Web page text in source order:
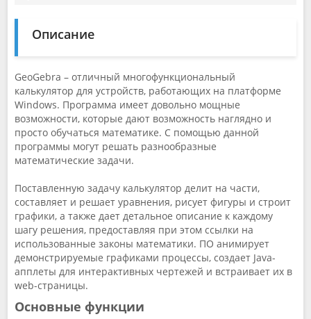
Описание
GeoGebra – отличный многофункциональный
калькулятор для устройств, работающих на платформе
Windows. Программа имеет довольно мощные
возможности, которые дают возможность наглядно и
просто обучаться математике. С помощью данной
программы могут решать разнообразные
математические задачи.
Поставленную задачу калькулятор делит на части,
составляет и решает уравнения, рисует фигуры и строит
графики, а также дает детальное описание к каждому
шагу решения, предоставляя при этом ссылки на
использованные законы математики. ПО анимирует
демонстрируемые графиками процессы, создает Java-
апплеты для интерактивных чертежей и встраивает их в
web-страницы.
Основные функции